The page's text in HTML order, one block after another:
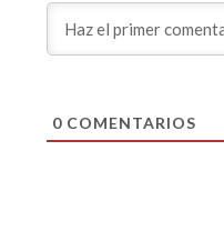
0COMENTARIOS